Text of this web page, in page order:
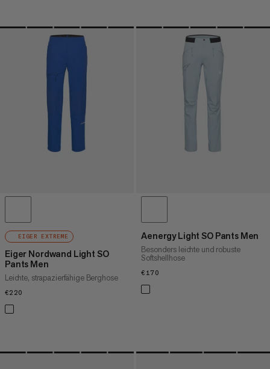
EIGER EXTREME
Eiger Nordwand Light SO
Pants Men
Leichte, strapazierfähige Berghose
€220
Aenergy Light SO Pants Men
Besonders leichte und robuste
Softshellhose
€170